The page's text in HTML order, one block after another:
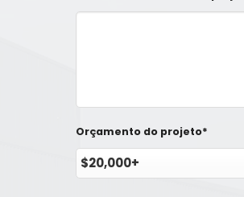
Orçamento do projeto*